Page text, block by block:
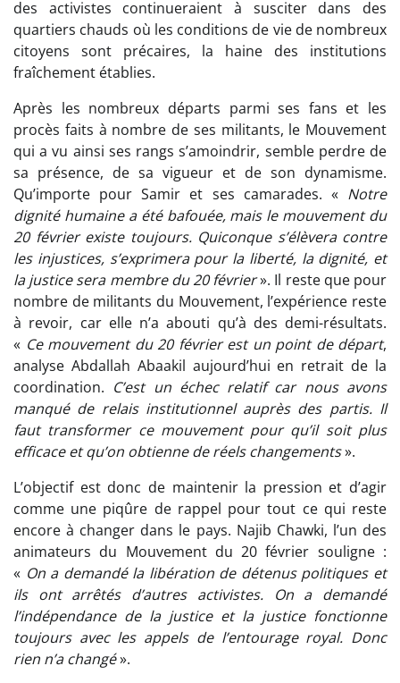
des activistes continueraient à susciter dans des
quartiers chauds où les conditions de vie de nombreux
citoyens sont précaires, la haine des institutions
fraîchement établies.
Après les nombreux départs parmi ses fans et les
procès faits à nombre de ses militants, le Mouvement
qui a vu ainsi ses rangs s’amoindrir, semble perdre de
sa présence, de sa vigueur et de son dynamisme.
Qu’importe pour Samir et ses camarades. « Notre
dignité humaine a été bafouée, mais le mouvement du
20 février existe toujours. Quiconque s’élèvera contre
les injustices, s’exprimera pour la liberté, la dignité, et
la justice sera membre du 20 février». Il reste que pour
nombre de militants du Mouvement, l’expérience reste
à revoir, car elle n’a abouti qu’à des demi-résultats.
« Ce mouvement du 20 février est un point de départ,
analyse Abdallah Abaakil aujourd’hui en retrait de la
coordination. C’est un échec relatif car nous avons
manqué de relais institutionnel auprès des partis. Il
faut transformer ce mouvement pour qu’il soit plus
efficace et qu’on obtienne de réels changements».
L’objectif est donc de maintenir la pression et d’agir
comme une piqûre de rappel pour tout ce qui reste
encore à changer dans le pays. Najib Chawki, l’un des
animateurs du Mouvement du 20 février souligne :
« On a demandé la libération de détenus politiques et
ils ont arrêtés d’autres activistes. On a demandé
l’indépendance de la justice et la justice fonctionne
toujours avec les appels de l’entourage royal. Donc
rien n’a changé».